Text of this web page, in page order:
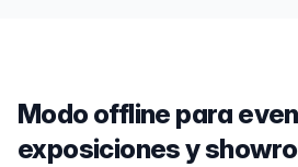
Modo offline para
exposiciones y